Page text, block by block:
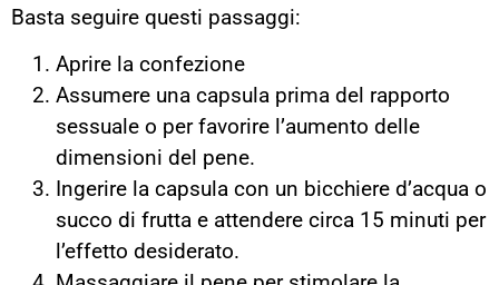
Basta seguire questi passaggi:
Aprire la confezione
Assumere una capsula prima del rapporto
sessuale o per favorire l’aumento delle
dimensioni del pene.
Ingerire la capsula con un bicchiere d’acqua o
succo di frutta e attendere circa 15 minuti per
l’effetto desiderato.